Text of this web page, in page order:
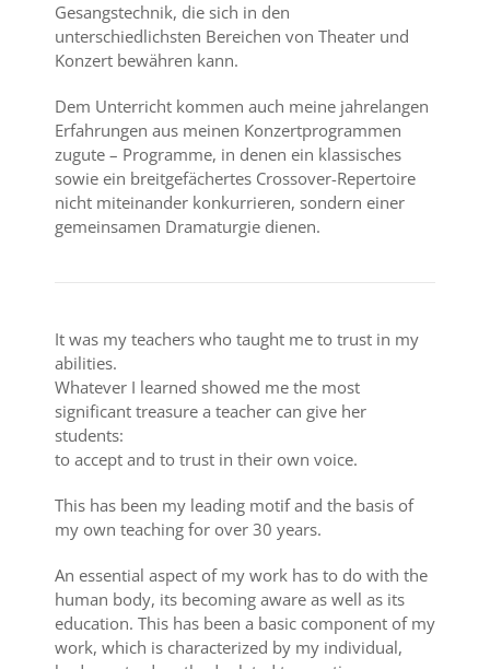
Gesangstechnik, die sich in den
unterschiedlichsten Bereichen von Theater und
Konzert bewähren kann.
Dem Unterricht kommen auch meine jahrelangen
Erfahrungen aus meinen Konzertprogrammen
zugute – Programme, in denen ein klassisches
sowie ein breitgefächertes Crossover-Repertoire
nicht miteinander konkurrieren, sondern einer
gemeinsamen Dramaturgie dienen.
It was my teachers who taught me to trust in my
abilities.
Whatever I learned showed me the most
significant treasure a teacher can give her
students:
to accept and to trust in their own voice.
This has been my leading motif and the basis of
my own teaching for over 30 years.
An essential aspect of my work has to do with the
human body, its becoming aware as well as its
education. This has been a basic component of my
work, which is characterized by my individual,